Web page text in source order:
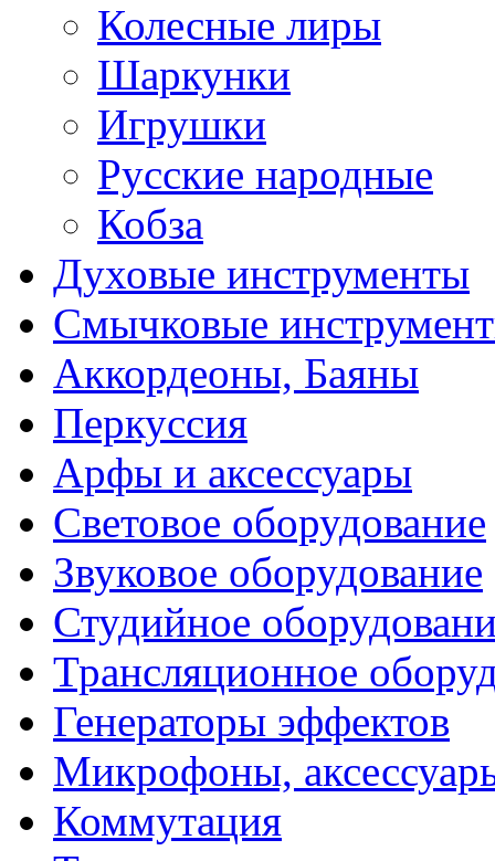
Колесные лиры
Шаркунки
Игрушки
Русские народные
Кобза
Духовые инструменты
Смычковые
Аккордеоны, Баяны
Перкуссия
Арфы и аксессуары
Световое оборудование
Звуковое оборудование
Студийное
Трансляционное
Генераторы эффектов
Микрофоны,
Коммутация